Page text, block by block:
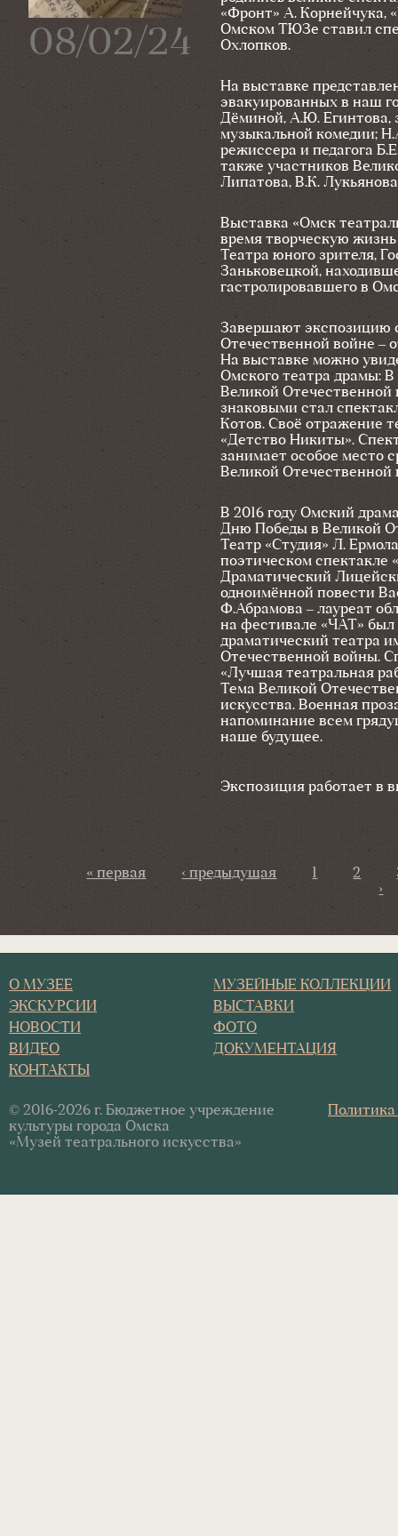
08/02/24
«Фронт» А. Корнейчука,
Омском ТЮЗе ставил
Охлопков.
На выставке
эвакуированных в наш
Дёминой, А.Ю. Егинтова,
музыкальной комедии;
режиссера и педагога
также участников
Липатова, В.К.
Выставка «Омск
время творческую
Театра юного зрителя,
Заньковецкой,
гастролировавшего в
Завершают экспозицию
Отечественной войне –
На выставке можно
Омского театра драмы:
Великой Отечественной
знаковыми стал
Котов. Своё отражение
«Детство Никиты».
занимает особое место
Великой Отечественной
В 2016 году Омский
Дню Победы в Великой
Театр «Студия» Л.
поэтическом спектакле
Драматический
одноимённой повести
Ф.Абрамова – лауреат
на фестивале «ЧАТ» был
драматический театра
Отечественной войны.
«Лучшая театральная
Тема Великой
искусства. Военная
напоминание всем
наше будущее.
Экспозиция работает в
« первая ‹ предыдущая 1 2
›
О МУЗЕЕ
МУЗЕЙНЫЕ КОЛЛЕКЦИИ
ЭКСКУРСИИ
ВЫСТАВКИ
НОВОСТИ
ФОТО
ВИДЕО
ДОКУМЕНТАЦИЯ
КОНТАКТЫ
© 2016-2026 г. Бюджетное учреждение
культуры города Омска
«Музей театрального искусства»